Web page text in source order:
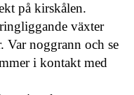
på kirskålen.
växter
Var noggrann och se
i kontakt med